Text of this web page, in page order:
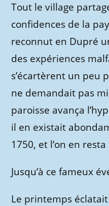
Tout le village
confidences de la
reconnut en Dupré
des expériences
s’écartèrent un peu
ne demandait pas
paroisse avança
il en existait
1750, et l’on en resta
Jusqu’à ce fameux
Le printemps